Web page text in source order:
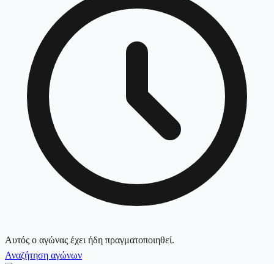
Αυτός ο αγώνας έχει ήδη πραγματοποιηθεί.
Αναζήτηση αγώνων